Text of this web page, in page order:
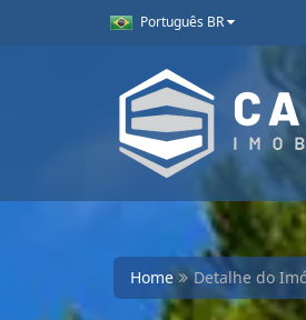
Português BR
Home Detalhe do